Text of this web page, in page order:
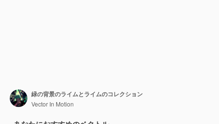
緑の背景のライムとライムのコレクション
Vector In Motion